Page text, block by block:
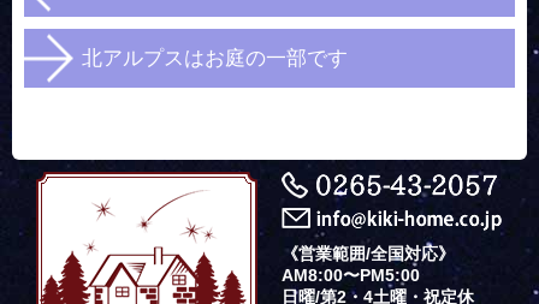
北アルプスはお庭の一部です
《営業範囲/全国対応》
AM8:00〜PM5:00
日曜/第2・4土曜・祝定休